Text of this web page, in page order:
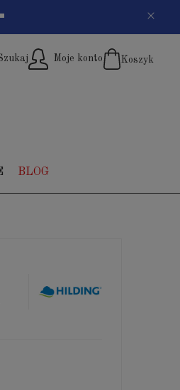
Moje konto Koszyk
BLOG